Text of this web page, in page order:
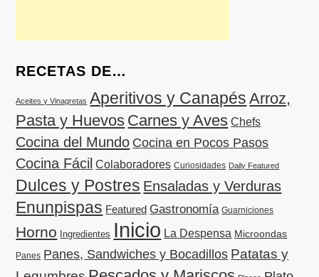
RECETAS DE…
Aceites y Vinagretas Aperitivos y Canapés Arroz,
Pasta y Huevos Carnes y Aves Chefs
Cocina del Mundo Cocina en Pocos Pasos
Cocina Fácil Colaboradores Curiosidades Daily Featured
Dulces y Postres Ensaladas y Verduras
Enunpispas Featured Gastronomía Guarniciones
Horno Ingredientes Inicio La Despensa Microondas
Panes Panes, Sandwiches y Bocadillos Patatas y